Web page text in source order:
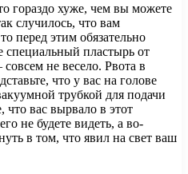
гораздо хуже, чем вы можете
случилось, что вам
перед этим обязательно
специальный пластырь от
не весело. Рвота в
что у вас на голове
трубкой для подачи
что вас вырвало в этот
не будете видеть, а во-
в том, что явил на свет ваш